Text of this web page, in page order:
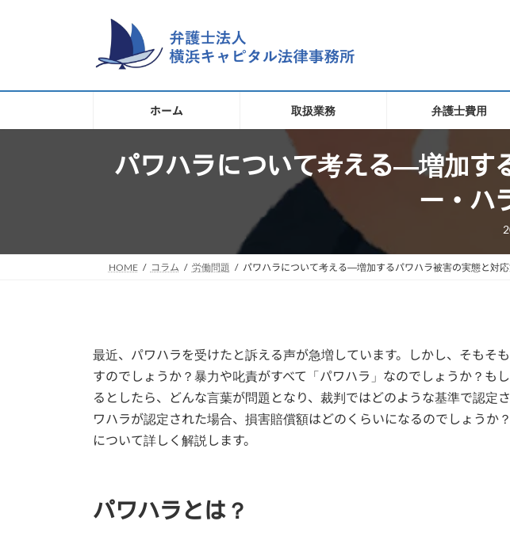
ホーム 取扱業務 弁護士費用
パワハラについて考える―増加す
ー・ハ
HOME コラム 労働問題 パワハラについて考える―増加するパワハラ被害の実態と対応
最近、パワハラを受けたと訴える声が急増しています。しかし、そもそ
すのでしょうか？暴力や叱責がすべて「パワハラ」なのでしょうか？も
るとしたら、どんな言葉が問題となり、裁判ではどのような基準で認定
ワハラが認定された場合、損害賠償額はどのくらいになるのでしょうか
について詳しく解説します。
パワハラとは？